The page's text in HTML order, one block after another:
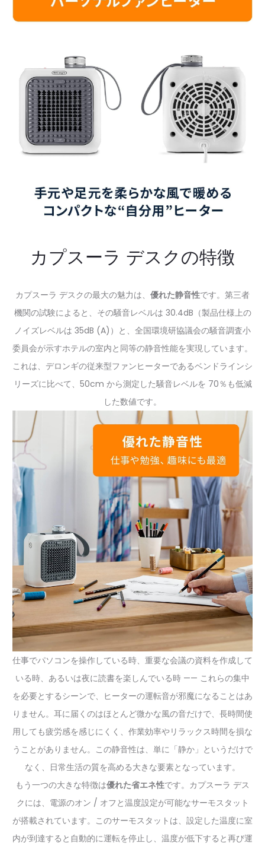
カプスーラ デスクの特徴
カプスーラ デスクの最大の魅力は、 優れた静音性です。第三者
機関の試験によると、その騒音レベルは 30.4dB（製品仕様上の
ノイズレベルは 35dB (A)）と、全国環境研協議会の騒音調査小
委員会が示すホテルの室内と同等の静音性能を実現しています。
これは、デロンギの従来型ファンヒーターであるベンドラインシ
リーズに比べて、50cm から測定した騒音レベルを 70％も低減
した数値です。
仕事でパソコンを操作している時、重要な会議の資料を作成して
いる時、あるいは夜に読書を楽しんでいる時 —— これらの集中
を必要とするシーンで、ヒーターの運転音が邪魔になることはあ
りません。耳に届くのはほとんど微かな風の音だけで、長時間使
用しても疲労感を感じにくく、作業効率やリラックス時間を損な
うことがありません。この静音性は、単に「静か」というだけで
なく、日常生活の質を高める大きな要素となっています。
もう一つの大きな特徴は優れた省エネ性です。カプスーラ デス
クには、電源のオン / オフと温度設定が可能なサーモスタット
が搭載されています。このサーモスタットは、設定した温度に室
内が到達すると自動的に運転を停止し、温度が低下すると再び運